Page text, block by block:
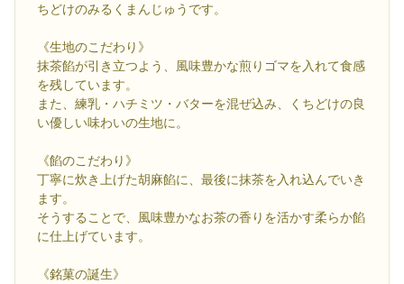
ちどけのみるくまんじゅうです。
《生地のこだわり》
抹茶餡が引き立つよう、風味豊かな煎りゴマを入れて食感
を残しています。
また、練乳・ハチミツ・バターを混ぜ込み、くちどけの良
い優しい味わいの生地に。
《餡のこだわり》
丁寧に炊き上げた胡麻餡に、最後に抹茶を入れ込んでいき
ます。
そうすることで、風味豊かなお茶の香りを活かす柔らか餡
に仕上げています。
《銘菓の誕生》